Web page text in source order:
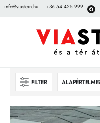
info@viastein.hu +36 54 425 999
FILTER